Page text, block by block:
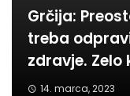
Grčija:
treba
zdravje. Zelo
14. marca, 2023